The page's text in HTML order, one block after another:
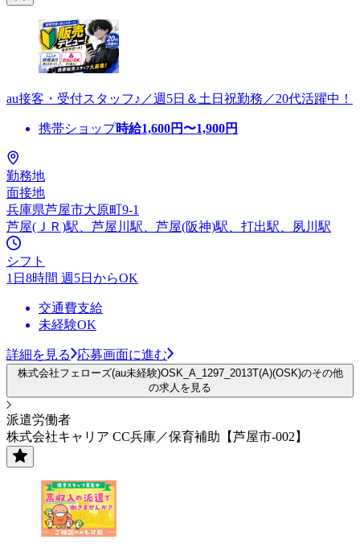
au接客・受付スタッフ♪／週5日＆土日祝勤務／20代活躍中！
携帯ショップ時給1,600円〜1,900円
勤務地
面接地
兵庫県芦屋市大原町9-1
芦屋(ＪＲ)駅、芦屋川駅、芦屋(阪神)駅、打出駅、夙川駅
シフト
1日8時間 週5日からOK
交通費支給
未経験OK
詳細を見る 応募画面に進む
株式会社フェローズ(au未経験)OSK_A_1297_2013T(A)(OSK)のその他
の求人を見る
派遣労働者
株式会社キャリア CC兵庫／保育補助【芦屋市-002】